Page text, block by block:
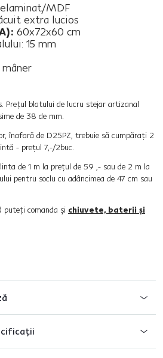
MDF
extra lucios
60x72x60 cm
15 mm
Preţul blatului de lucru stejar artizanal
de 38 de mm.
înafară de D25PZ, trebuie să cumpăraţi 2
- preţul 7,-/2buc.
de 1 m la preţul de 59 ,- sau de 2 m la
pentru soclu cu adâncimea de 47 cm sau
puteţi comanda şi chiuvete, baterii şi